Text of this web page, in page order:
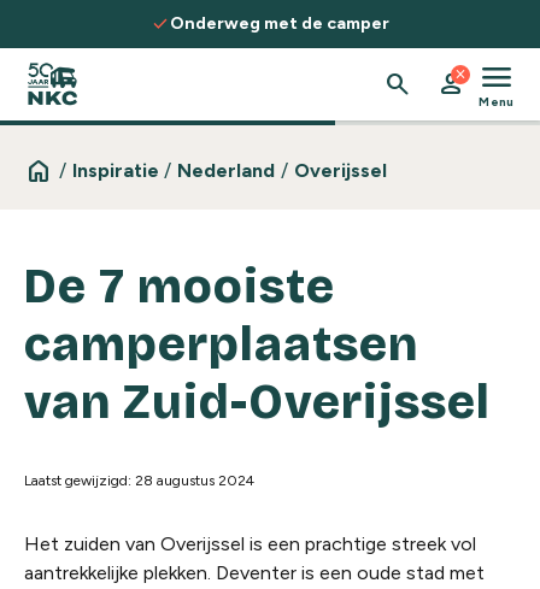
Spring naar de inhoud checkOntdek routes, kennis & inspiratie
search person
close menu
Menu
home / Inspiratie / Nederland / Overijssel
De 7 mooiste
camperplaatsen
van Zuid-Overijssel
Laatst gewijzigd: 28 augustus 2024
Het zuiden van Overijssel is een prachtige streek vol
aantrekkelijke plekken. Deventer is een oude stad met